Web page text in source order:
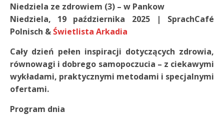
Niedziela ze zdrowiem (3) – w Pankow
Niedziela, 19 października 2025 | SprachCafé
Polnisch &Świetlista Arkadia
Cały dzień pełen inspiracji dotyczących zdrowia,
równowagi i dobrego samopoczucia – z ciekawymi
wykładami, praktycznymi metodami i specjalnymi
ofertami.
Program dnia